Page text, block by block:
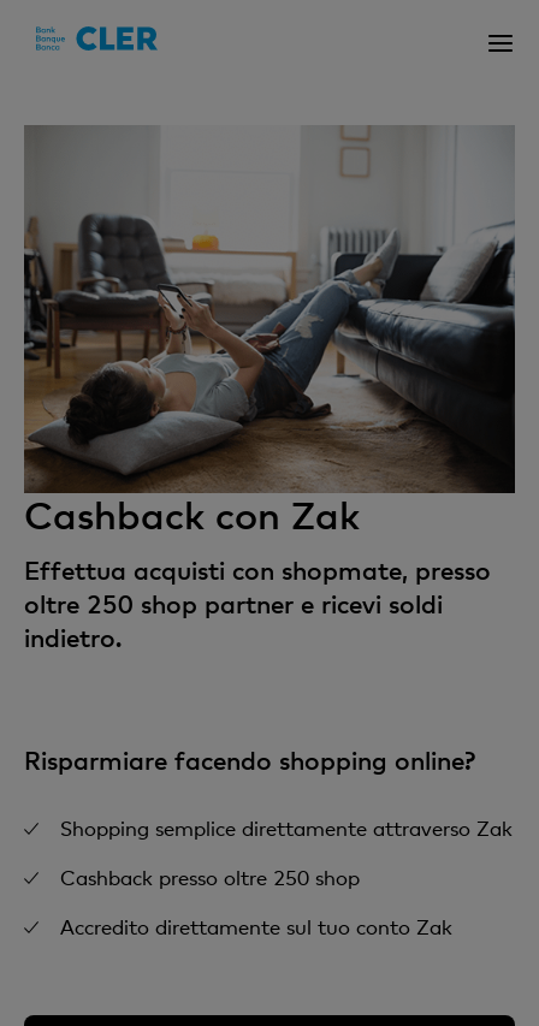
Cashback con Zak
Effettua acquisti con shopmate, presso
oltre 250 shop partner e ricevi soldi
indietro.
Risparmiare facendo shopping online?
Shopping semplice direttamente attraverso Zak
Cashback presso oltre 250 shop
Accredito direttamente sul tuo conto Zak